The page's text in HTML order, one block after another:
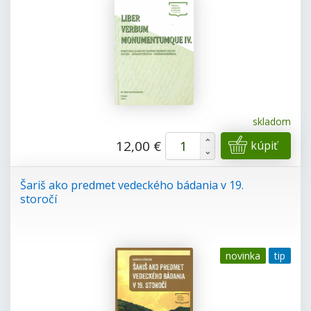
skladom
+
-
kúpiť
12,00 €
Šariš ako predmet vedeckého bádania v 19.
storočí
novinka tip